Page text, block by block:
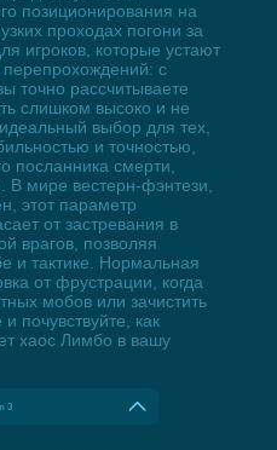
позиционирования на
проходах погони за
игроков, которые устают
перепрохождений: с
точно рассчитываете
слишком высоко и не
выбор для тех,
и точностью,
посланника смерти,
мире вестерн-фэнтези,
этот параметр
от застревания в
врагов, позволяя
и тактике. Нормальная
от фрустрации, когда
мобов или зачистить
почувствуйте, как
хаос Лимбо в вашу
3